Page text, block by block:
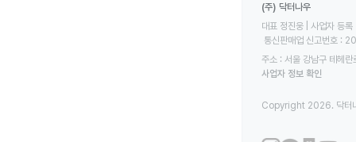
(주) 닥터나우
대표 정진웅 | 사업자
통신판매업 신고번호
주소 : 서울 강남구 테헤
사업자 정보 확인
Copyright 2026. 닥터